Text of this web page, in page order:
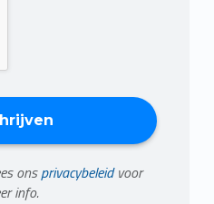
onsprivacybeleidvoor
info.